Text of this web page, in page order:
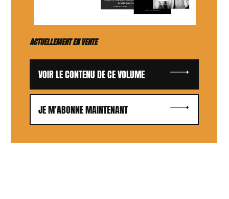
ACTUELLEMENT EN VENTE
VOIR LE CONTENU DE CE VOLUME
JE M'ABONNE MAINTENANT